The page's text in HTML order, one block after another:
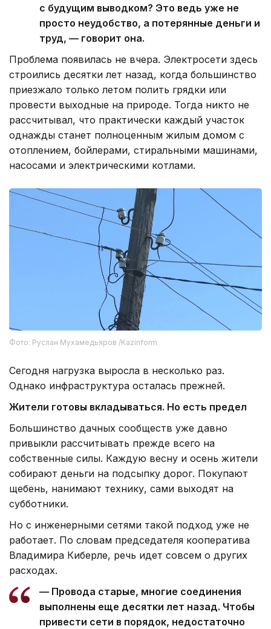
с будущим выводком? Это ведь уже не
просто неудобство, а потерянные деньги и
труд, — говорит она.
Проблема появилась не вчера. Электросети здесь
строились десятки лет назад, когда большинство
приезжало только летом полить грядки или
провести выходные на природе. Тогда никто не
рассчитывал, что практически каждый участок
однажды станет полноценным жилым домом с
отоплением, бойлерами, стиральными машинами,
насосами и электрическими котлами.
Фото: Руслан Мухамедьяров /Kazinform
Сегодня нагрузка выросла в несколько раз.
Однако инфраструктура осталась прежней.
Жители готовы вкладываться. Но есть предел
Большинство дачных сообществ уже давно
привыкли рассчитывать прежде всего на
собственные силы. Каждую весну и осень жители
собирают деньги на подсыпку дорог. Покупают
щебень, нанимают технику, сами выходят на
субботники.
Но с инженерными сетями такой подход уже не
работает. По словам председателя кооператива
Владимира Киберле, речь идет совсем о других
расходах.
— Провода старые, многие соединения
выполнены еще десятки лет назад. Чтобы
привести сети в порядок, недостаточно